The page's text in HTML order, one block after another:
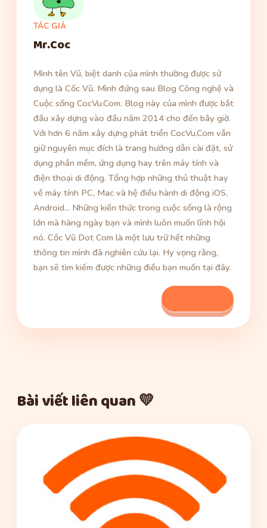
TÁC GIẢ
Mr.Coc
Mình tên Vũ, biệt danh của mình thường được sử
dụng là Cốc Vũ. Mình đứng sau Blog Công nghệ và
Cuộc sống CocVu.Com. Blog này của mình được bắt
đầu xây dựng vào đầu năm 2014 cho đến bây giờ.
Với hơn 6 năm xây dựng phát triển CocVu.Com vẫn
giữ nguyên mục đích là trang hướng dẫn cài đặt, sử
dụng phần mềm, ứng dụng hay trên máy tính và
điện thoại di động. Tổng hợp những thủ thuật hay
về máy tính PC, Mac và hệ điều hành di động iOS,
Android... Những kiến thức trong cuộc sống là rộng
lớn mà hàng ngày bạn và mình luôn muốn lĩnh hội
nó. Cốc Vũ Dot Com là một lưu trữ hết những
thông tin mình đã nghiên cứu lại. Hy vọng rằng,
bạn sẽ tìm kiếm được những điều bạn muốn tại đây.
Bài viết liên quan 💛